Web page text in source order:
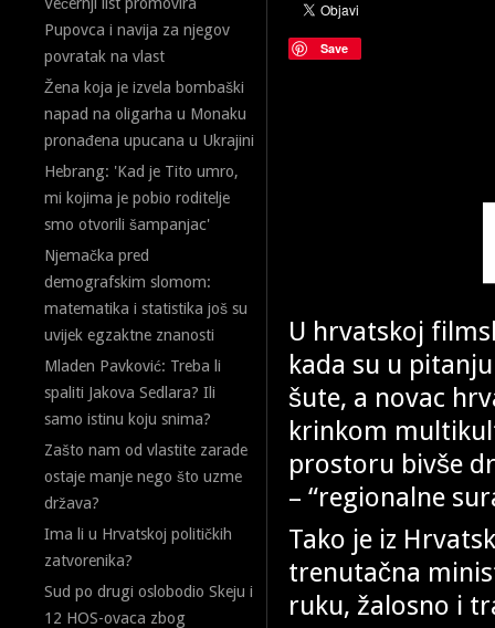
Pupovca i navija za njegov
povratak na vlast
Žena koja je izvela bombaški
napad na oligarha u Monaku
pronađena upucana u Ukrajini
Hebrang: 'Kad je Tito umro,
mi kojima je pobio roditelje
smo otvorili šampanjac'
Njemačka pred
demografskim slomom:
matematika i statistika još su
uvijek egzaktne znanosti
Mladen Pavković: Treba li
spaliti Jakova Sedlara? Ili
samo istinu koju snima?
Zašto nam od vlastite zarade
ostaje manje nego što uzme
država?
Ima li u Hrvatskoj političkih
zatvorenika?
Sud po drugi oslobodio Skeju i
12 HOS-ovaca zbog
Save
U hrvatskoj
kada su u
šute, a novac
krinkom
prostoru bivše
– “regionalne
Tako je iz
trenutačna
ruku, žalosno i